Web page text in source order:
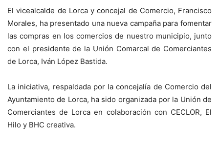
El vicealcalde de Lorca y concejal de Comercio, Francisco
Morales, ha presentado una nueva campaña para fomentar
las compras en los comercios de nuestro municipio, junto
con el presidente de la Unión Comarcal de Comerciantes
de Lorca, Iván López Bastida.
La iniciativa, respaldada por la concejalía de Comercio del
Ayuntamiento de Lorca, ha sido organizada por la Unión de
Comerciantes de Lorca en colaboración con CECLOR, El
Hilo y BHC creativa.